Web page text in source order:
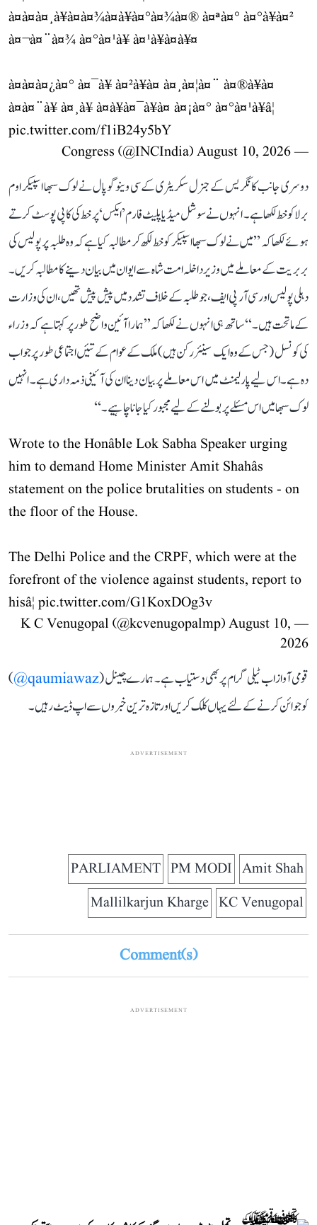
à¤à¤à¤¸à¥à¤à¤¾à¤à¥à¤°à¤¾à¤® à¤ªà¤° à¤°à¥à¤²
à¤¬à¤¨à¤¾ à¤°à¤¹à¥ à¤¹à¥à¤à¥¤
à¤à¤à¤¿à¤° à¤¯à¥ à¤²à¥à¤ à¤¸à¤¦à¤¨ à¤®à¥à¤
à¤à¤¨à¥ à¤¸à¥ à¤à¥à¤¯à¥à¤ à¤¡à¤° à¤°à¤¹à¥â¦
pic.twitter.com/f1iB24y5bY
— Congress (@INCIndia)
August 10, 2026
دوسری جانب کانگریس کے جنرل سکریٹری کے سی وینوگوپال نے لوک سبھا اسپیکر اوم
برلا کو خط لکھا ہے۔ انہوں نے سوشل میڈیا پلیٹ فارم ’ایکس‘ پر خط کی کاپی پوسٹ کرتے
ہوئے لکھا کہ ’’میں نے لوک سبھا اسپیکر کو خط لکھ کر مطالبہ کیا ہے کہ وہ طلبہ پر پولیس کی
بربریت کے معاملے میں وزیر داخلہ امت شاہ سے ایوان میں بیان دینے کا مطالبہ کریں۔
دہلی پولیس اور سی آر پی ایف، جو طلبہ کے خلاف تشدد میں پیش پیش تھیں، ان کی وزارت
کے ماتحت ہیں۔‘‘ ساتھ ہی انہوں نے لکھا کہ ’’ہمارا آئین واضح طور پر کہتا ہے کہ وزراء
کی کونسل (جس کے وہ ایک سینئر رکن ہیں) ملک کے عوام کے تئیں اجتماعی طور پر جواب
دہ ہے۔ اس لیے پارلیمنٹ میں اس معاملے پر بیان دینا ان کی آئینی ذمہ داری ہے۔ انہیں
لوک سبھا میں اس مسئلے پر بولنے کے لیے مجبور کیا جانا چاہیے۔‘‘
Wrote to the Honâble Lok Sabha Speaker urging
him to demand Home Minister Amit Shahâs
statement on the police brutalities on students - on
the floor of the House.
The Delhi Police and the CRPF, which were at the
forefront of the violence against students, report to
hisâ¦ pic.twitter.com/G1KoxDOg3v
— K C Venugopal (@kcvenugopalmp)
August 10,
2026
قومی آواز اب ٹیلی گرام پر بھی دستیاب ہے۔ ہمارے چینل (qaumiawaz@
)
کو جوائن کرنے کے لئے یہاں کلک کریں اور تازہ ترین خبروں سے اپ ڈیٹ رہیں۔
ADVERTISEMENT
Amit Shah
PM MODI
PARLIAMENT
KC Venugopal
Mallilkarjun Kharge
Comment(s)
ADVERTISEMENT